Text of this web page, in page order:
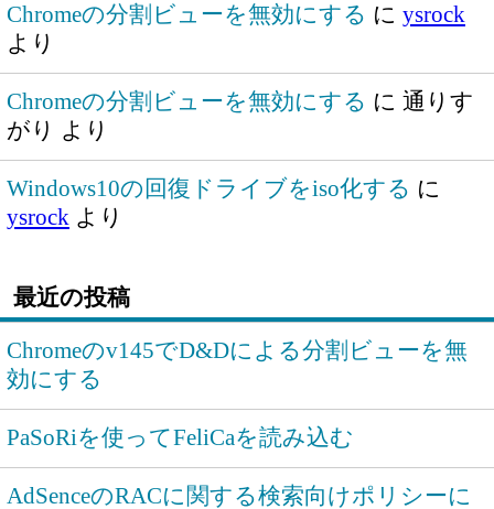
Chromeの分割ビューを無効にする に ysrock
より
Chromeの分割ビューを無効にする に 通りす
がり より
Windows10の回復ドライブをiso化する に
ysrockより
最近の投稿
Chromeのv145でD&Dによる分割ビューを無
効にする
PaSoRiを使ってFeliCaを読み込む
AdSenceのRACに関する検索向けポリシーに